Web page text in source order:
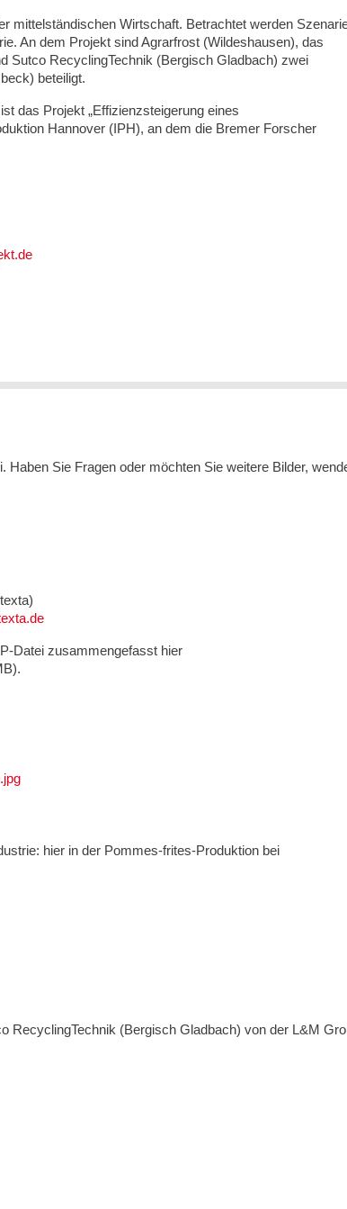
mittelständischen Wirtschaft. Betrachtet werden
An dem Projekt sind Agrarfrost (Wildeshausen), das
Sutco RecyclingTechnik (Bergisch Gladbach) zwei
beteiligt.
das Projekt „Effizienzsteigerung eines
Hannover (IPH), an dem die Bremer Forscher
Sie Fragen oder möchten Sie weitere Bilder,
Datei zusammengefasst hier
hier in der Pommes-frites-Produktion bei
RecyclingTechnik (Bergisch Gladbach) von der L&M